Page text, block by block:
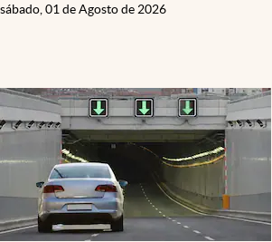
sábado, 01 de Agosto de 2026